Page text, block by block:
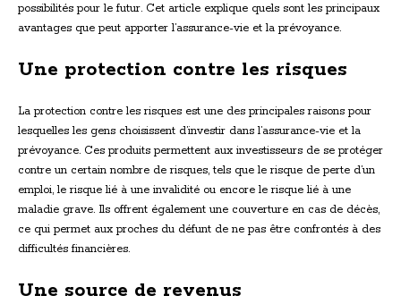
possibilités pour le futur. Cet article explique quels sont les principaux
avantages que peut apporter l’assurance-vie et la prévoyance.
Une protection contre les risques
La protection contre les risques est une des principales raisons pour
lesquelles les gens choisissent d’investir dans l’assurance-vie et la
prévoyance. Ces produits permettent aux investisseurs de se protéger
contre un certain nombre de risques, tels que le risque de perte d’un
emploi, le risque lié à une invalidité ou encore le risque lié à une
maladie grave. Ils offrent également une couverture en cas de décès,
ce qui permet aux proches du défunt de ne pas être confrontés à des
difficultés financières.
Une source de revenus